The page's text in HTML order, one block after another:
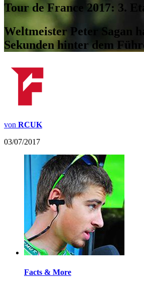
Tour de France 2017: 3.
Weltmeister Peter Sagan
Sekunden hinter dem
von RCUK
03/07/2017
Facts & More